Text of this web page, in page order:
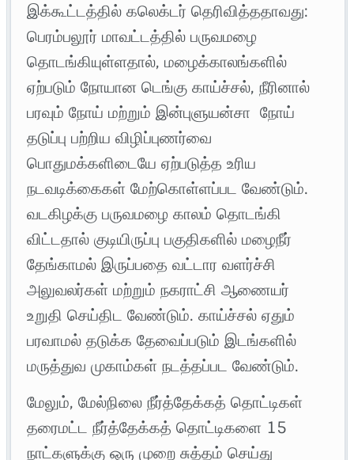
இக்கூட்டத்தில் கலெக்டர் தெரிவித்ததாவது:
பெரம்பலூர் மாவட்டத்தில் பருவமழை
தொடங்கியுள்ளதால், மழைக்காலங்களில்
ஏற்படும் நோயான டெங்கு காய்ச்சல், நீரினால்
பரவும் நோய் மற்றும் இன்புளுயன்சா நோய்
தடுப்பு பற்றிய விழிப்புணர்வை
பொதுமக்களிடையே ஏற்படுத்த உரிய
நடவடிக்கைகள் மேற்கொள்ளப்பட வேண்டும்.
வடகிழக்கு பருவமழை காலம் தொடங்கி
விட்டதால் குடியிருப்பு பகுதிகளில் மழைநீர்
தேங்காமல் இருப்பதை வட்டார வளர்ச்சி
அலுவலர்கள் மற்றும் நகராட்சி ஆணையர்
உறுதி செய்திட வேண்டும். காய்ச்சல் ஏதும்
பரவாமல் தடுக்க தேவைப்படும் இடங்களில்
மருத்துவ முகாம்கள் நடத்தப்பட வேண்டும்.
மேலும், மேல்நிலை நீர்த்தேக்கத் தொட்டிகள்
தரைமட்ட நீர்த்தேக்கத் தொட்டிகளை 15
நாட்களுக்கு ஒரு முறை சுத்தம் செய்து